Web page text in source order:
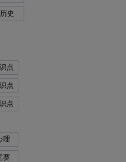
历史
点
点
点
理
赛